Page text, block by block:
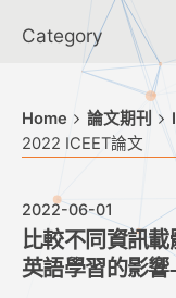
Category
Home 論文期刊
2022 ICEET論文
2022-06-01
比較不同資訊
英語學習的影響